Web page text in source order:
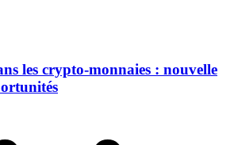
les crypto-monnaies : nouvelle